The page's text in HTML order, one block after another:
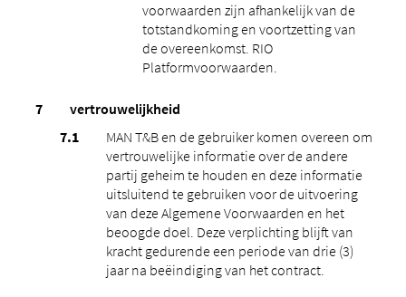
voorwaarden zijn afhankelijk van de
totstandkoming en voortzetting van
de overeenkomst. RIO
Platformvoorwaarden.
vertrouwelijkheid
MAN T&B en de gebruiker komen overeen om
vertrouwelijke informatie over de andere
partij geheim te houden en deze informatie
uitsluitend te gebruiken voor de uitvoering
van deze Algemene Voorwaarden en het
beoogde doel. Deze verplichting blijft van
kracht gedurende een periode van drie (3)
jaar na beëindiging van het contract.